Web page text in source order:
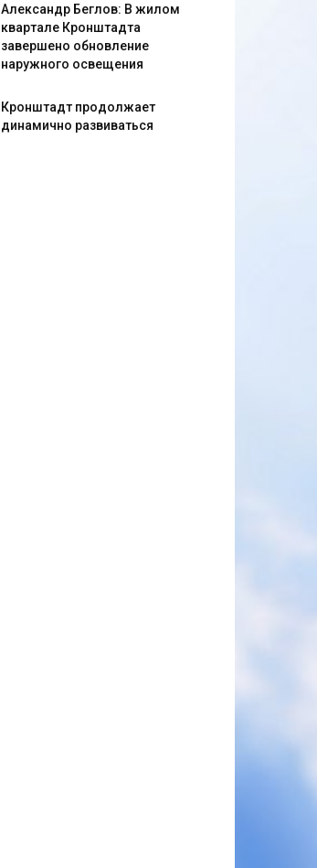
Александр Беглов: В жилом
квартале Кронштадта
завершено обновление
наружного освещения
Кронштадт продолжает
динамично развиваться